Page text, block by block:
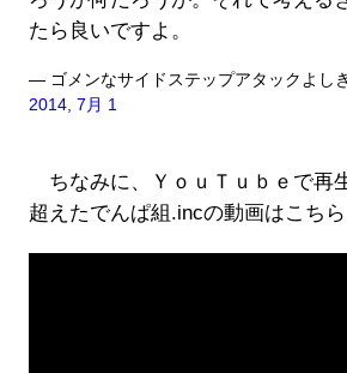
たら良いですよ。
— ゴメンなサイドステップアタックよし
2014, 7月 1
ちなみに、ＹｏｕＴｕｂｅで再
超えたでんぱ組.incの動画はこちら